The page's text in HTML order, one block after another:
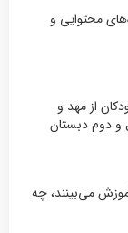
محتوایی و
از مهد و
و دوم دبستان
می‌بینند، چه